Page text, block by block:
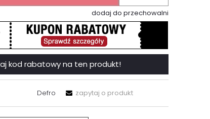
dodaj do przechowalni
kod rabatowy na ten produkt!
Defro zapytaj o produkt